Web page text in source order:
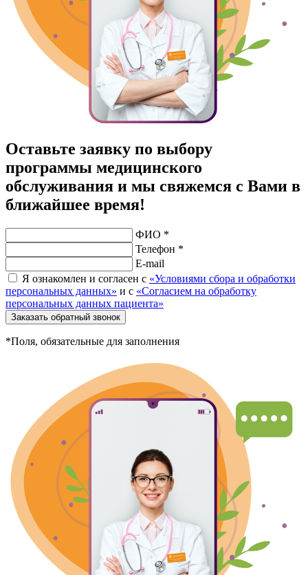
Оставьте заявку по выбору
программы медицинского
обслуживания и мы свяжемся с Вами в
ближайшее время!
ФИО *
Телефон *
E-mail
Я ознакомлен и согласен с «Условиями сбора и обработки
персональных данных» и с «Согласием на обработку
персональных данных пациента»
Заказать обратный звонок
*Поля, обязательные для заполнения